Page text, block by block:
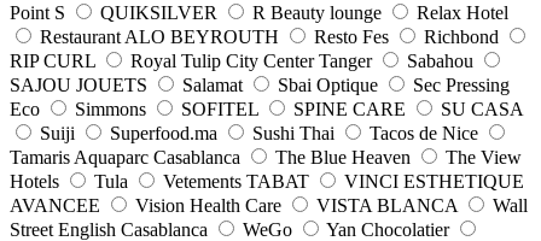
Point S
QUIKSILVER R Beauty lounge
Relax Hotel
Restaurant ALO BEYROUTH
Resto Fes
Richbond
RIP CURL
Royal Tulip City Center Tanger
Sabahou
SAJOU JOUETS
Salamat Sbai Optique
Sec Pressing
Eco
Simmons SOFITEL SPINE CARE
SU CASA
Suiji
Superfood.ma Sushi Thai
Tacos de Nice
Tamaris Aquaparc Casablanca
The Blue Heaven
The View
Hotels
Tula Vetements TABAT
VINCI ESTHETIQUE
AVANCEE
Vision Health Care VISTA BLANCA
Wall
Street English Casablanca
WeGo
Yan Chocolatier